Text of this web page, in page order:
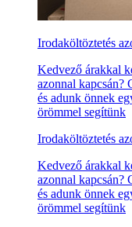
Irodaköltöztetés
Kedvező árakkal
azonnal kapcsán?
és adunk önnek
örömmel segítünk
Irodaköltöztetés
Kedvező árakkal
azonnal kapcsán?
és adunk önnek
örömmel segítünk